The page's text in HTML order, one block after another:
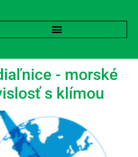
Španielčina
- morské
s klímou